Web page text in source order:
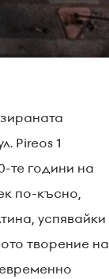
Pireos 1
те години на
по-късно,
успявайки
творение на